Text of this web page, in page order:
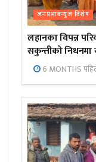
जनप्रभाबन्युज विशेष
लहानका विपन्न
सकुन्तीको निधनमा
6 MONTHS